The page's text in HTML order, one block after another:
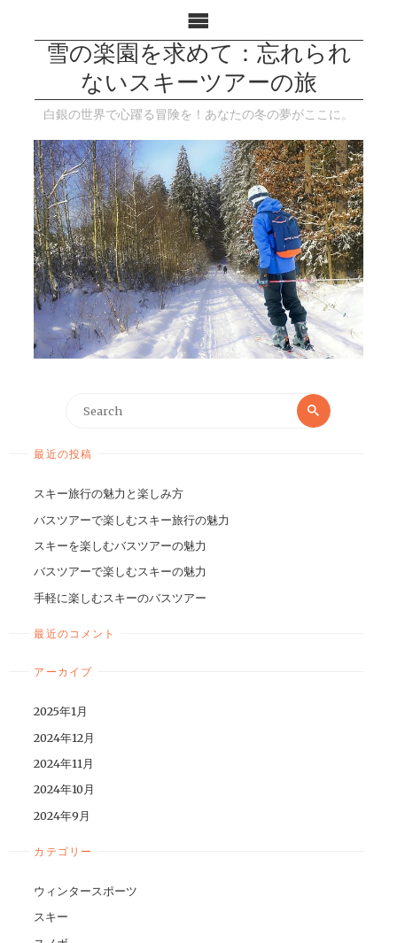
雪の楽園を求めて：忘れられ
ないスキーツアーの旅
白銀の世界で心躍る冒険を！あなたの冬の夢がここに。
最近の投稿
スキー旅行の魅力と楽しみ方
バスツアーで楽しむスキー旅行の魅力
スキーを楽しむバスツアーの魅力
バスツアーで楽しむスキーの魅力
手軽に楽しむスキーのバスツアー
最近のコメント
アーカイブ
2025年1月
2024年12月
2024年11月
2024年10月
2024年9月
カテゴリー
ウィンタースポーツ
スキー